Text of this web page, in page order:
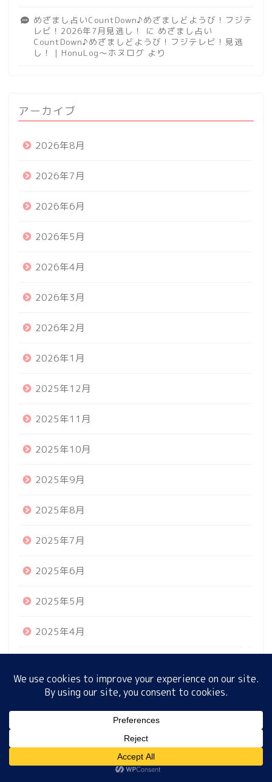
めざまし占いCountDown♪めざましどようび！フジテ
レビ！2026年7月見逃し！
に めざまし占い
CountDown♪めざましどようび！フジテレビ！見逃
し！ | HonuLog～ホヌログ より
アーカイブ
2026年8月
2026年7月
2026年6月
2026年5月
2026年4月
2026年3月
2026年2月
2026年1月
2025年12月
2025年11月
2025年10月
2025年9月
2025年8月
2025年7月
2025年6月
2025年5月
2025年4月
2025年2月
プロフィール サイトマップ